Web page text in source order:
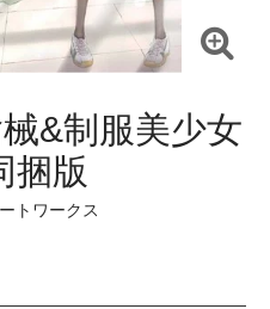
&制服美少女
捆版
トワークス